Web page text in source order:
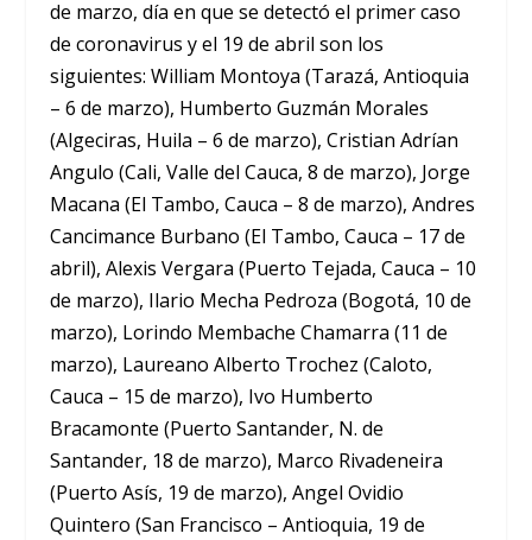
de marzo, día en que se detectó el primer caso
de coronavirus y el 19 de abril son los
siguientes: William Montoya (Tarazá, Antioquia
– 6 de marzo), Humberto Guzmán Morales
(Algeciras, Huila – 6 de marzo), Cristian Adrían
Angulo (Cali, Valle del Cauca, 8 de marzo), Jorge
Macana (El Tambo, Cauca – 8 de marzo), Andres
Cancimance Burbano (El Tambo, Cauca – 17 de
abril), Alexis Vergara (Puerto Tejada, Cauca – 10
de marzo), Ilario Mecha Pedroza (Bogotá, 10 de
marzo), Lorindo Membache Chamarra (11 de
marzo), Laureano Alberto Trochez (Caloto,
Cauca – 15 de marzo), Ivo Humberto
Bracamonte (Puerto Santander, N. de
Santander, 18 de marzo), Marco Rivadeneira
(Puerto Asís, 19 de marzo), Angel Ovidio
Quintero (San Francisco – Antioquia, 19 de